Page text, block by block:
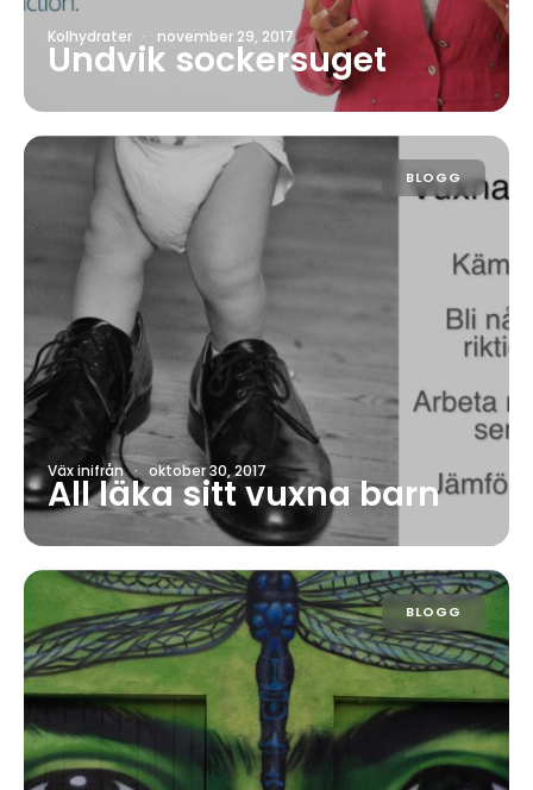
Kolhydrater · november 29, 2017
Undvik sockersuget
BLOGG
Väx inifrån · oktober 30, 2017
All läka sitt vuxna barn
BLOGG